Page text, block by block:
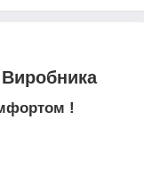
Виробника
!